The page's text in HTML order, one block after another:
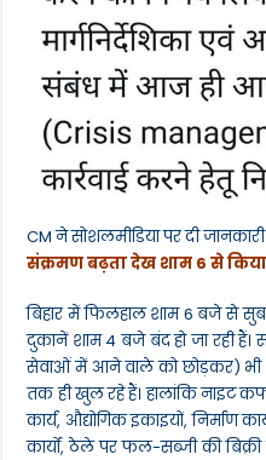
CM ने सोशलमीडिया पर दी
संक्रमण बढ़ता देख शाम 6 से
बिहार में फिलहाल शाम 6 बजे से
दुकानें शाम 4 बजे बंद हो जा रही
सेवाओं में आने वाले को छोड़कर) भी
तक ही खुल रहे हैं। हालांकि नाइट
कार्य, औद्योगिक इकाइयों, निर्माण
कार्यों, ठेले पर फल-सब्जी की